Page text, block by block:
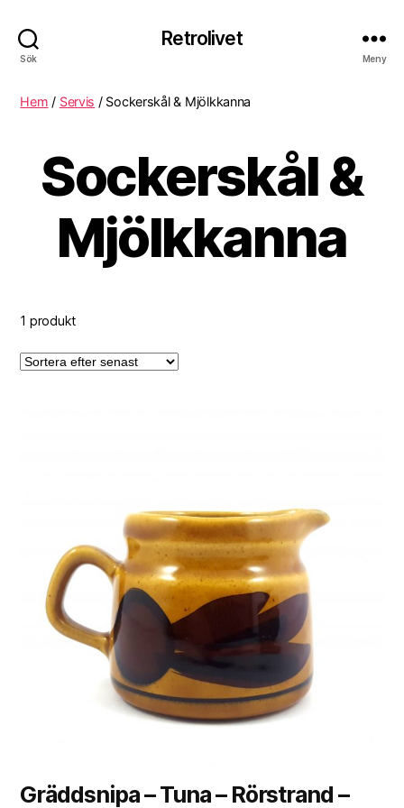
Sök
Retrolivet
Meny
Hem / Servis / Sockerskål & Mjölkkanna
Sockerskål &
Mjölkkanna
1 produkt
Gräddsnipa – Tuna – Rörstrand –